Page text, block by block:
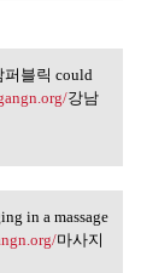
퍼블릭 could
강남
in a massage
마사지